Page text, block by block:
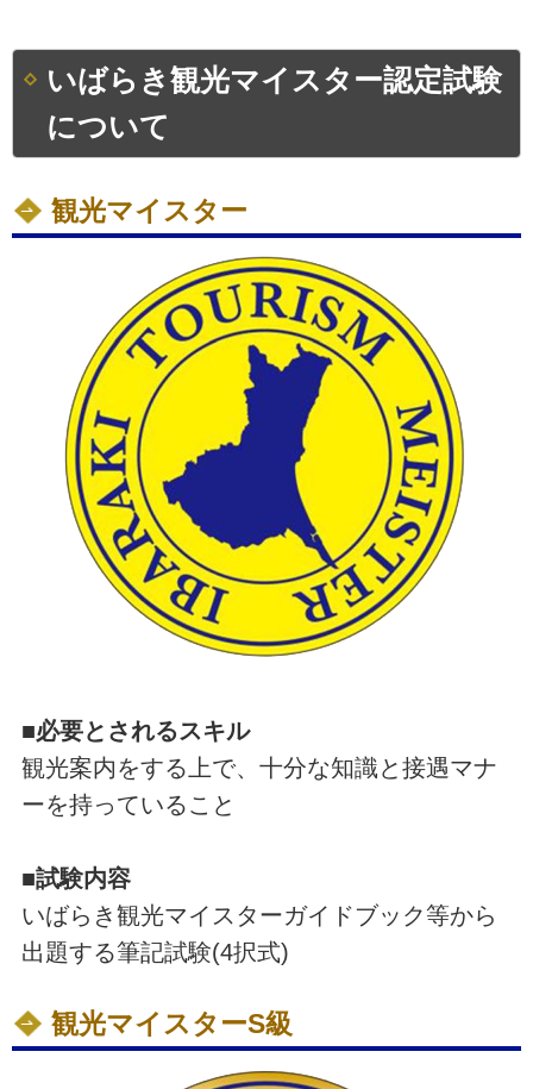
いばらき観光マイスター認定試験
について
観光マイスター
■必要とされるスキル
観光案内をする上で、十分な知識と接遇マナ
ーを持っていること
■試験内容
いばらき観光マイスターガイドブック等から
出題する筆記試験(4択式)
観光マイスターS級